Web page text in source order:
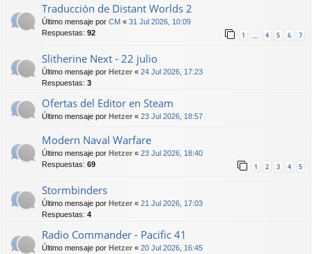
Traducción de Distant Worlds 2
Último mensaje por CM « 31 Jul 2026, 10:09
Respuestas: 92 1 … 4 5 6 7
Slitherine Next - 22 julio
Último mensaje por Hetzer « 24 Jul 2026, 17:23
Respuestas: 3
Ofertas del Editor en Steam
Último mensaje por Hetzer « 23 Jul 2026, 18:57
Modern Naval Warfare
Último mensaje por Hetzer « 23 Jul 2026, 18:40
Respuestas: 69 1 2 3 4 5
Stormbinders
Último mensaje por Hetzer « 21 Jul 2026, 17:03
Respuestas: 4
Radio Commander - Pacific 41
Último mensaje por Hetzer « 20 Jul 2026, 16:45